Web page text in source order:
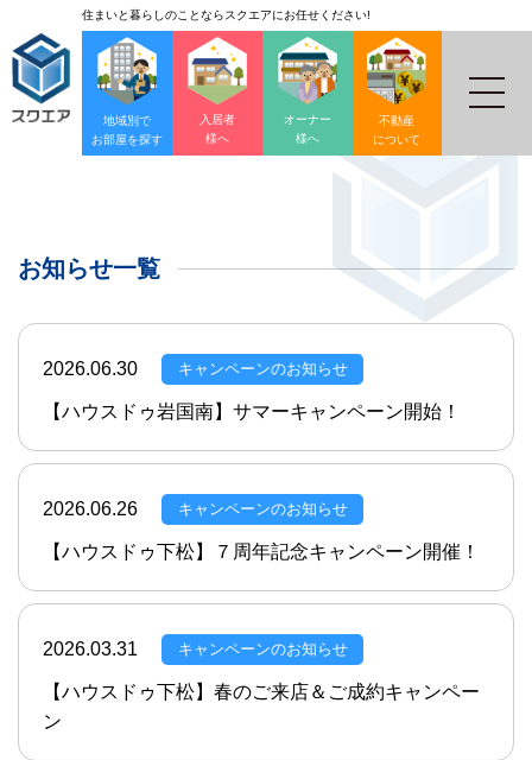
住まいと暮らしのことならスクエアにお任せください!
地域別で
お部屋を探す
入居者
様へ
オーナー
様へ
不動産
について
お知らせ一覧
2026.06.30 キャンペーンのお知らせ
【ハウスドゥ岩国南】サマーキャンペーン開始！
2026.06.26 キャンペーンのお知らせ
【ハウスドゥ下松】７周年記念キャンペーン開催！
2026.03.31 キャンペーンのお知らせ
【ハウスドゥ下松】春のご来店＆ご成約キャンペー
ン